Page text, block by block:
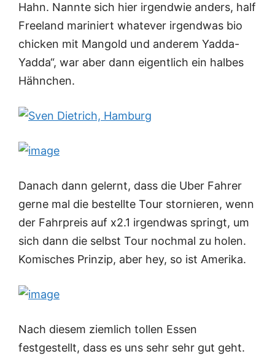
Hahn. Nannte sich hier irgendwie anders, half
Freeland mariniert whatever irgendwas bio
chicken mit Mangold und anderem Yadda-
Yadda“, war aber dann eigentlich ein halbes
Hähnchen.
Danach dann gelernt, dass die Uber Fahrer
gerne mal die bestellte Tour stornieren, wenn
der Fahrpreis auf x2.1 irgendwas springt, um
sich dann die selbst Tour nochmal zu holen.
Komisches Prinzip, aber hey, so ist Amerika.
Nach diesem ziemlich tollen Essen
festgestellt, dass es uns sehr sehr gut geht.